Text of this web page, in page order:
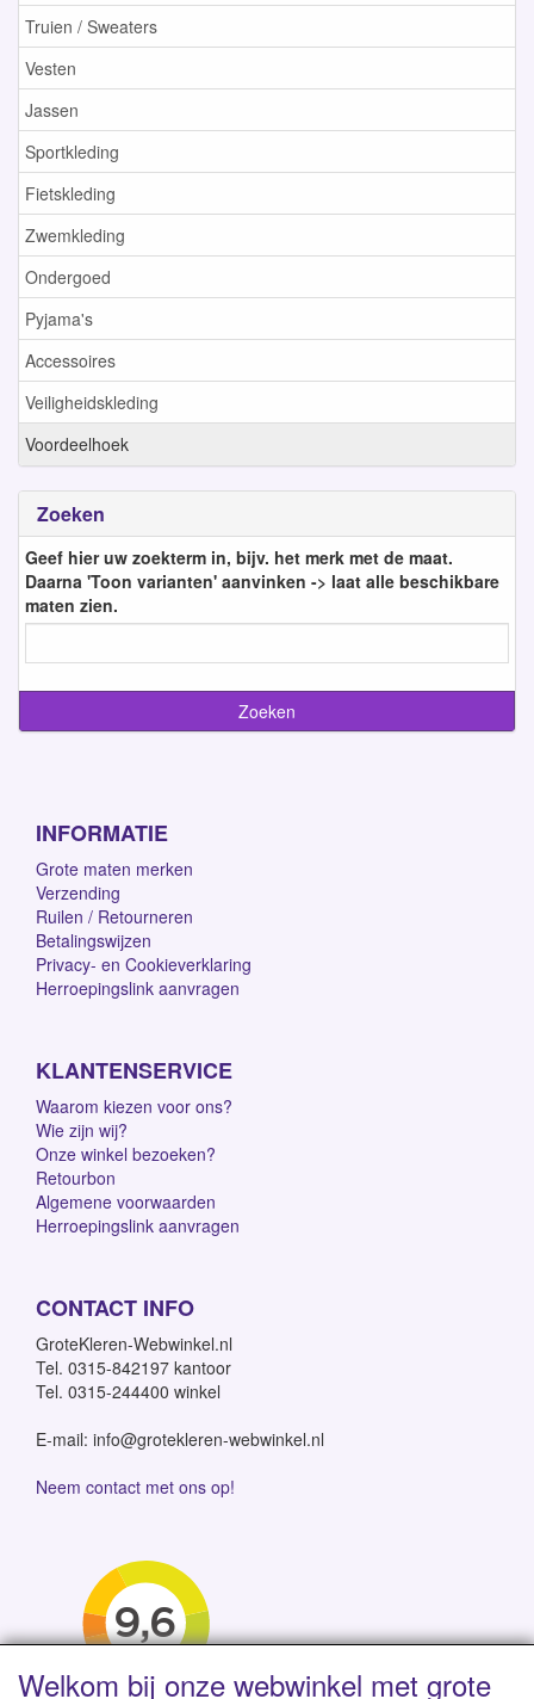
Truien / Sweaters
Vesten
Jassen
Sportkleding
Fietskleding
Zwemkleding
Ondergoed
Pyjama's
Accessoires
Veiligheidskleding
Voordeelhoek
Zoeken
Geef hier uw zoekterm in, bijv. het merk met de maat.
Daarna 'Toon varianten' aanvinken -> laat alle beschikbare
maten zien.
INFORMATIE
Grote maten merken
Verzending
Ruilen / Retourneren
Betalingswijzen
Privacy- en Cookieverklaring
Herroepingslink aanvragen
KLANTENSERVICE
Waarom kiezen voor ons?
Wie zijn wij?
Onze winkel bezoeken?
Retourbon
Algemene voorwaarden
Herroepingslink aanvragen
CONTACT INFO
GroteKleren-Webwinkel.nl
Tel. 0315-842197 kantoor
Tel. 0315-244400 winkel
E-mail: info@grotekleren-webwinkel.nl
Neem contact met ons op!
Welkom bij onze webwinkel met grote